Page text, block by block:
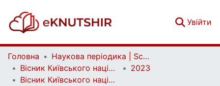
Увійти
Головна
Наукова періодика | Scientific periodicals
Вісник Київського національного університету імені Тараса Шевченка. Біологія | Bulletin of Taras Shevchenko Kyiv National University. Biology
2023
Вісник Київського національного університету імені Тараса Шевченка. Біологія. Том 94, № 3